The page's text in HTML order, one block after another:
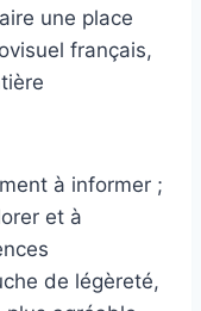
une place
français,
à informer ;
et à
de légèreté,